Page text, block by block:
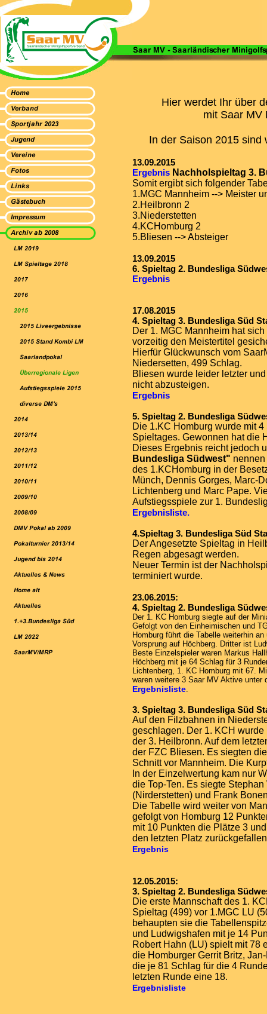
Hier werdet Ihr über
mit Saar MV
In der Saison 2015 sind
13.09.2015
Ergebnis Nachholspieltag 3.
Somit ergibt sich folgender
1.MGC Mannheim --> Meister
2.Heilbronn 2
3.Niederstetten
4.KCHomburg 2
5.Bliesen --> Absteiger
13.09.2015
6. Spieltag 2. Bundesliga
Ergebnis
17.08.2015
4. Spieltag 3. Bundesliga Süd
Der 1. MGC Mannheim hat
vorzeitig den Meistertitel
Hierfür Glückwunsch vom
Niedersetten, 499 Schlag.
Bliesen wurde leider letzter
nicht abzusteigen.
Ergebnis
5. Spieltag 2. Bundesliga
Die 1.KC Homburg wurde mit
Spieltages. Gewonnen hat die
Dieses Ergebnis reicht jedoch
Bundesliga Südwest"
des 1.KCHomburg in der
Münch, Dennis Gorges, Marc-
Lichtenberg und Marc Pape.
Aufstiegsspiele zur 1.
Ergebnisliste.
4.Spieltag 3. Bundesliga Süd
Der Angesetzte Spieltag in
Regen abgesagt werden.
Neuer Termin ist der
terminiert wurde.
23.06.2015:
4. Spieltag 2. Bundesliga
Der 1. KC Homburg siegte auf der
Gefolgt von den Einheimischen und
Homburg führt die Tabelle weiterhin
Vorsprung auf Höchberg. Dritter ist
Beste Einzelspieler waren Markus
Höchberg mit je 64 Schlag für 3
Lichtenberg, 1. KC Homburg mit 67.
waren weitere 3 Saar MV Aktive unter
Ergebnisliste.
3. Spieltag 3. Bundesliga Süd
Auf den Filzbahnen in
geschlagen. Der 1. KCH
der 3. Heilbronn. Auf dem
der FZC Bliesen. Es siegten
Schnitt vor Mannheim. Die
In der Einzelwertung kam nur
die Top-Ten. Es siegte
(Nirderstetten) und Frank
Die Tabelle wird weiter von
gefolgt von Homburg 12
mit 10 Punkten die Plätze 3
den letzten Platz
Ergebnis
12.05.2015:
3. Spieltag 2. Bundesliga
Die erste Mannschaft des 1.
Spieltag (499) vor 1.MGC LU
behaupten sie die
und Ludwigshafen mit je 14
Robert Hahn (LU) spielt mit 78
die Homburger Gerrit Britz,
die je 81 Schlag für die 4
letzten Runde eine 18.
Ergebnisliste